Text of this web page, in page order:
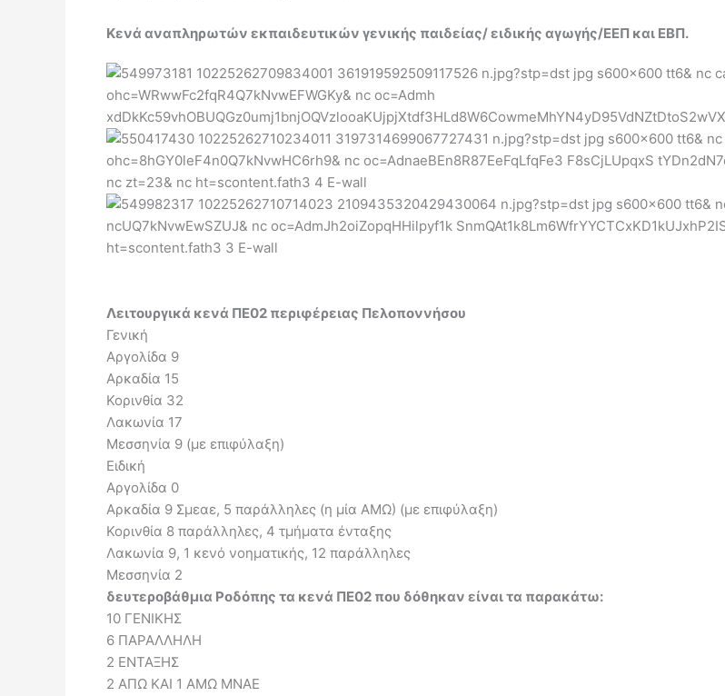
Κενά αναπληρωτών εκπαιδευτικών γενικής παιδείας/ ειδικής αγωγής/ΕΕΠ και ΕΒΠ.
Λειτουργικά κενά ΠΕ02 περιφέρειας Πελοποννήσου
Γενική
Αργολίδα 9
Αρκαδία 15
Κορινθία 32
Λακωνία 17
Μεσσηνία 9 (με επιφύλαξη)
Ειδική
Αργολίδα 0
Αρκαδία 9 Σμεαε, 5 παράλληλες (η μία ΑΜΩ) (με επιφύλαξη)
Κορινθία 8 παράλληλες, 4 τμήματα ένταξης
Λακωνία 9, 1 κενό νοηματικής, 12 παράλληλες
Μεσσηνία 2
δευτεροβάθμια Ροδόπης τα κενά ΠΕ02 που δόθηκαν είναι τα παρακάτω:
10 ΓΕΝΙΚΗΣ
6 ΠΑΡΑΛΛΗΛΗ
2 ΕΝΤΑΞΗΣ
2 ΑΠΩ ΚΑΙ 1 ΑΜΩ ΜΝΑΕ